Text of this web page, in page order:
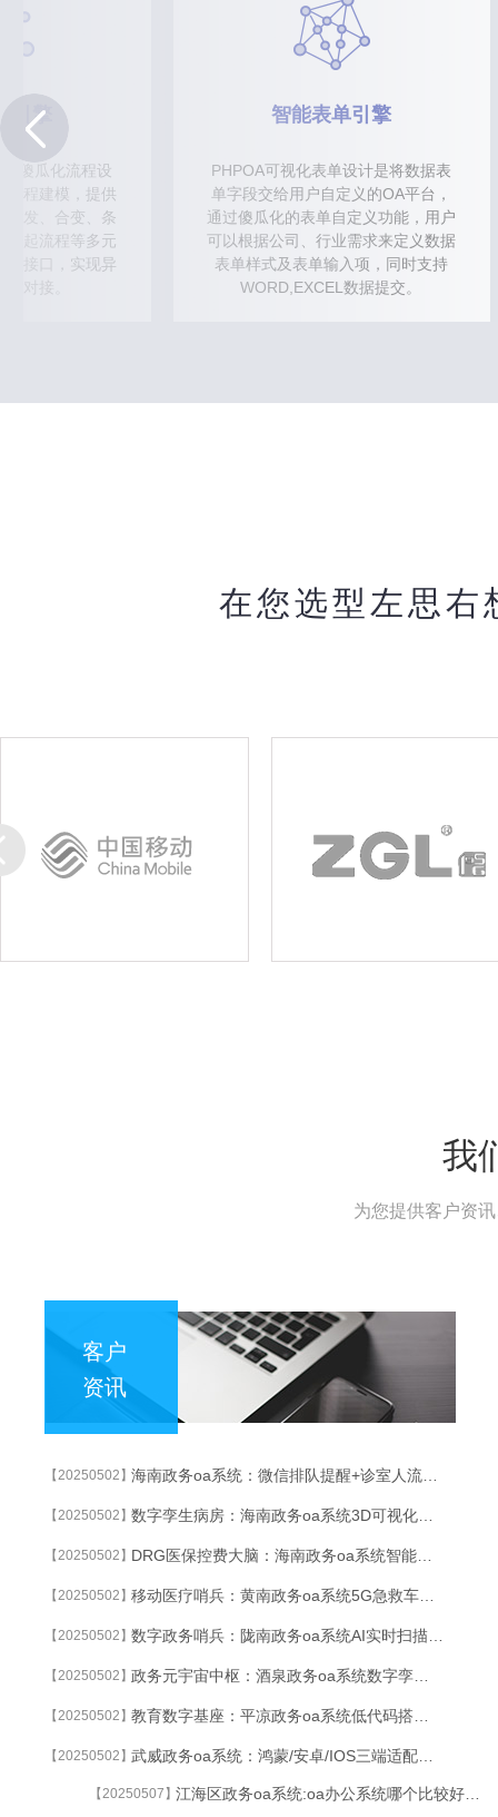
引擎
傻瓜化流程设
流程建模，提供
并发、合变、条
挂起流程等多元
发接口，实现异
对接。
智能表单引擎
PHPOA可视化表单设计是将数据表
单字段交给用户自定义的OA平台，
通过傻瓜化的表单自定义功能，用户
可以根据公司、行业需求来定义数据
表单样式及表单输入项，同时支持
WORD,EXCEL数据提交。
在您选型左思
我
为您提供客户资
客户
资讯
【20250502】 海南政务oa系统：微信排队提醒+诊室人流热力图，候诊时间缩短60%
【20250502】 数字孪生病房：海南政务oa系统3D可视化系统实时监控设备状态与能耗波动
【20250502】 DRG医保控费大脑：海南政务oa系统智能分析病组成本，合规预警准确率99%
【20250502】 移动医疗哨兵：黄南政务oa系统5G急救车实时传输患者数据，急诊响应缩短50%
【20250502】 数字政务哨兵：陇南政务oa系统AI实时扫描政务系统漏洞与异常操作
【20250502】 政务元宇宙中枢：酒泉政务oa系统数字孪生技术重构跨部门协同指挥体系
【20250502】
【20250502】 武威政务oa系统：鸿蒙/安卓/IOS三端适配，教师野外教研也能批作业
【20250507】 江海区政务oa系统:oa办公系统哪个比较好?oa办公软件官方下载